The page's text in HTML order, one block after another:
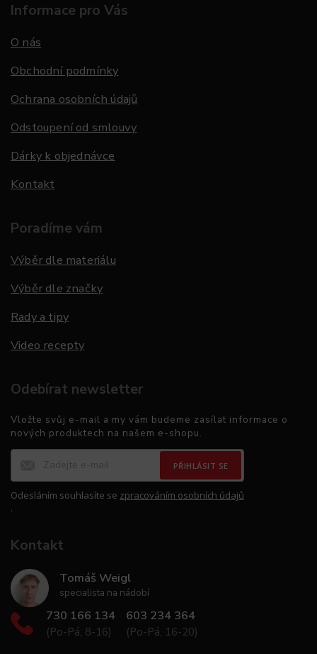
Informace pro Vás
O nás
Obchodní podmínky
Ochrana osobních údajů
Odstoupení od smlouvy
Dárky k objednávce
Kontakt
Poradíme vám
Výběr dle materiálu
Výběr dle značky
Rady a tipy
Video recepty
Odebírat newsletter
Vložte svůj e-mail a my vám budeme zasílat informace o
nových produktech na našem e-shopu.
PŘIHLÁSIT SE
Odesláním souhlasíte se zpracováním osobních údajů
.
Kontakt
Tomáš Weigl
specialista na nádobí
730 166 134
(Po-Pá, 8-16)
603 234 364
(Po-Pá, 16-20)